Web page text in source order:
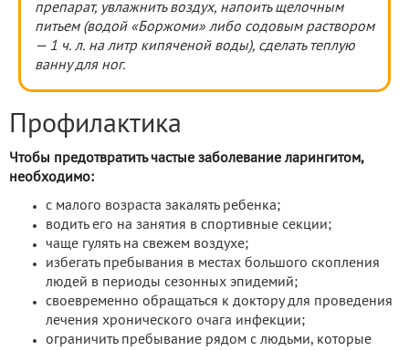
препарат, увлажнить воздух, напоить щелочным
питьем (водой «Боржоми» либо содовым раствором
— 1 ч. л. на литр кипяченой воды), сделать теплую
ванну для ног.
Профилактика
Чтобы предотвратить частые заболевание ларингитом,
необходимо:
с малого возраста закалять ребенка;
водить его на занятия в спортивные секции;
чаще гулять на свежем воздухе;
избегать пребывания в местах большого скопления
людей в периоды сезонных эпидемий;
своевременно обращаться к доктору для проведения
лечения хронического очага инфекции;
ограничить пребывание рядом с людьми, которые